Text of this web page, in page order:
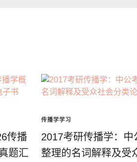
传播
题汇
传播学学习
2017考研传播学：中
整理的名词解释及受